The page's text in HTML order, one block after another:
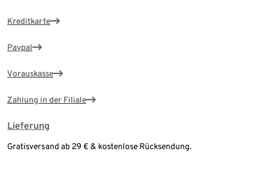
Kreditkarte
Paypal
Vorauskasse
Zahlung in der Filiale
Lieferung
Gratisversand ab 29 € & kostenlose Rücksendung.